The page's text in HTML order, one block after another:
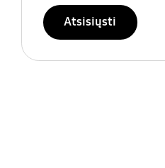
Atsisiųsti